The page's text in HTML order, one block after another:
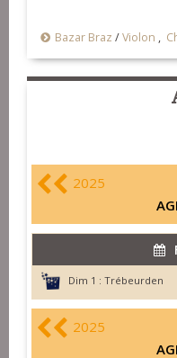
Bazar Braz /Violon ,
2025
Dim 1 : Trébeurden
2025